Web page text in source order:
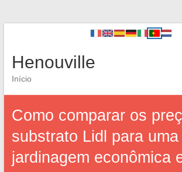
Henouville
Início
Como comparar os
substrato Lidl para uma
jardinagem econômica